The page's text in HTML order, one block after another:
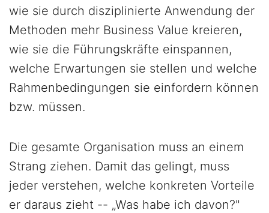
wie sie durch disziplinierte Anwendung der
Methoden mehr Business Value kreieren,
wie sie die Führungskräfte einspannen,
welche Erwartungen sie stellen und welche
Rahmenbedingungen sie einfordern können
bzw. müssen.
Die gesamte Organisation muss an einem
Strang ziehen. Damit das gelingt, muss
jeder verstehen, welche konkreten Vorteile
er daraus zieht -- „Was habe ich davon?"